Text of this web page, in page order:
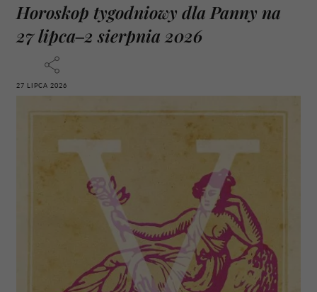
Horoskop tygodniowy dla Panny na
27 lipca–2 sierpnia 2026
27 LIPCA 2026